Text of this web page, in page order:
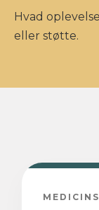
Hvad
eller støtte.